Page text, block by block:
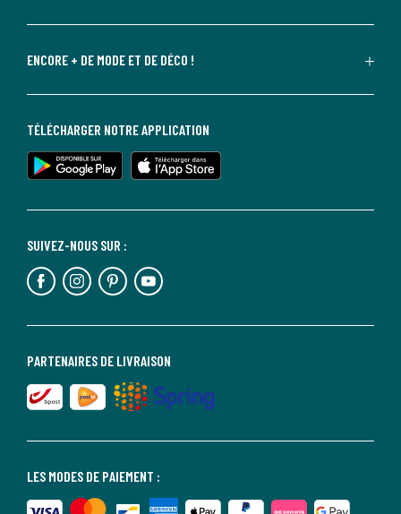
ENCORE + DE MODE ET DE DÉCO !
LES MODES DE PAIEMENT :
PARTENAIRES DE LIVRAISON
SUIVEZ-NOUS SUR :
TÉLÉCHARGER NOTRE APPLICATION